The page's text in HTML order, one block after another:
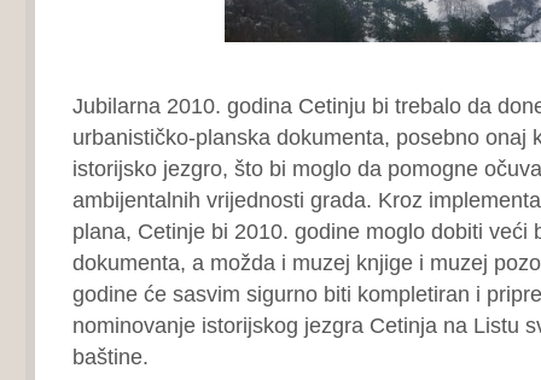
Jubilarna 2010. godina Cetinju bi trebalo da
urbanističko-planska dokumenta, posebno onaj
istorijsko jezgro, što bi moglo da pomogne
ambijentalnih vrijednosti grada. Kroz
plana, Cetinje bi 2010. godine moglo dobiti veći
dokumenta, a možda i muzej knjige i muzej
godine će sasvim sigurno biti kompletiran i
nominovanje istorijskog jezgra Cetinja na Listu
baštine.